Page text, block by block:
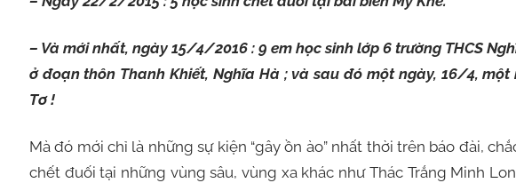
– Và mới nhất, ngày 15/4/2016 : 9 em học sinh lớp 6 trường THCS
ở đoạn thôn Thanh Khiết, Nghĩa Hà ; và sau đó một ngày, 16/4,
Tơ !
Mà đó mới chỉ là những sự kiện “gây ồn ào” nhất thời trên báo đài,
chết đuối tại những vùng sâu, vùng xa khác như Thác Trắng Minh